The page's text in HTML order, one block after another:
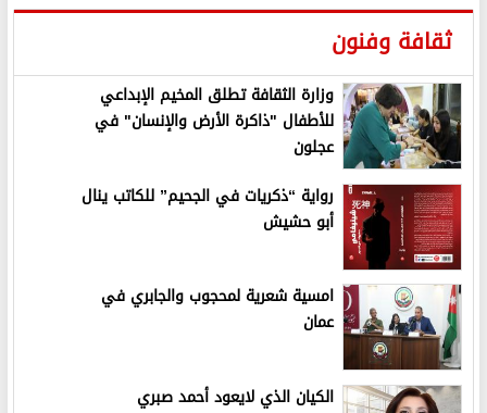
ثقافة وفنون
وزارة الثقافة تطلق المخيم الإبداعي
للأطفال "ذاكرة الأرض والإنسان" في
عجلون
رواية “ذكريات في الجحيم” للكاتب ينال
أبو حشيش
امسية شعرية لمحجوب والجابري في
عمان
الكيان الذي لايعود أحمد صبري